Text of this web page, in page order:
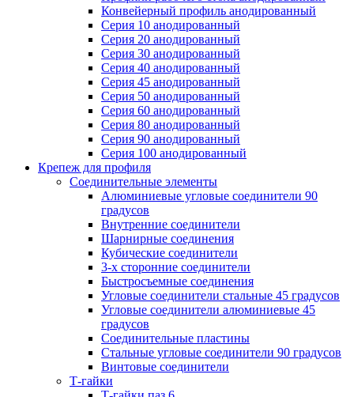
Конвейерный профиль анодированный
Серия 10 анодированный
Серия 20 анодированный
Серия 30 анодированный
Серия 40 анодированный
Серия 45 анодированный
Серия 50 анодированный
Серия 60 анодированный
Серия 80 анодированный
Серия 90 анодированный
Серия 100 анодированный
Крепеж для профиля
Соединительные элементы
Алюминиевые угловые соединители 90
градусов
Внутренние соединители
Шарнирные соединения
Кубические соединители
3-х сторонние соединители
Быстросъемные соединения
Угловые соединители стальные 45 градусов
Угловые соединители алюминиевые 45
градусов
Соединительные пластины
Стальные угловые соединители 90 градусов
Винтовые соединители
Т-гайки